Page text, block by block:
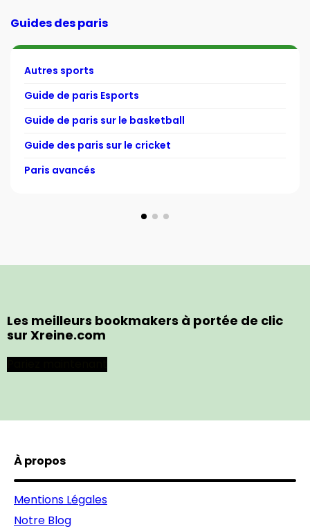
Guides des paris
Autres sports
Guide de paris Esports
Guide de paris sur le basketball
Guide des paris sur le cricket
Paris avancés
Les meilleurs bookmakers à portée de clic
sur Xreine.com
À propos
Mentions Légales
Notre Blog